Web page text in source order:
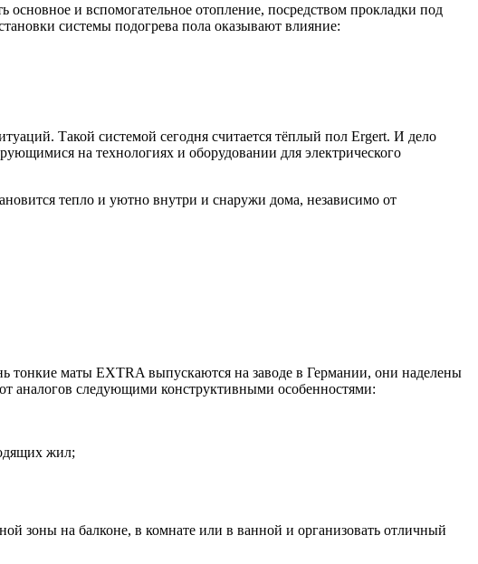
и вспомогательное отопление, посредством прокладки под
системы подогрева пола оказывают влияние:
Такой системой сегодня считается тёплый пол Ergert. И дело
на технологиях и оборудовании для электрического
тепло и уютно внутри и снаружи дома, независимо от
тонкие маты EXTRA выпускаются на заводе в Германии, они наделены
аналогов следующими конструктивными особенностями:
жил;
зоны на балконе, в комнате или в ванной и организовать отличный